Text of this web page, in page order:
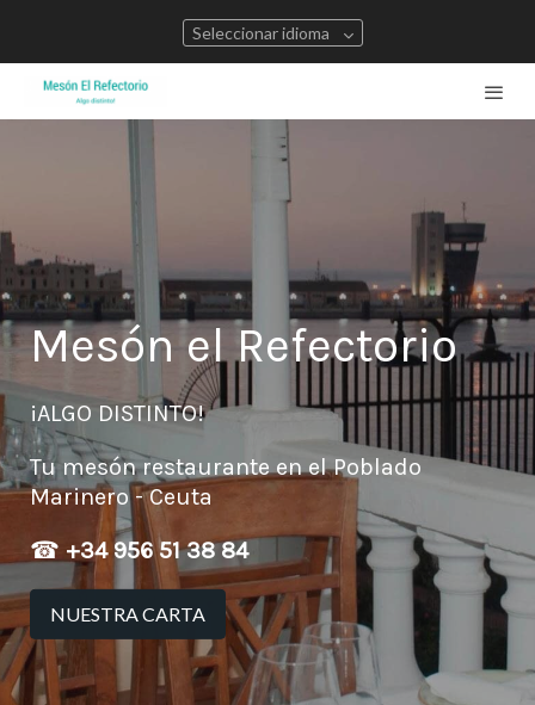
Seleccionar idioma
Mesón el Refectorio
¡ALGO DISTINTO!
Tu mesón restaurante en el Poblado
Marinero - Ceuta
☎ +34 956 51 38 84
NUESTRA CARTA